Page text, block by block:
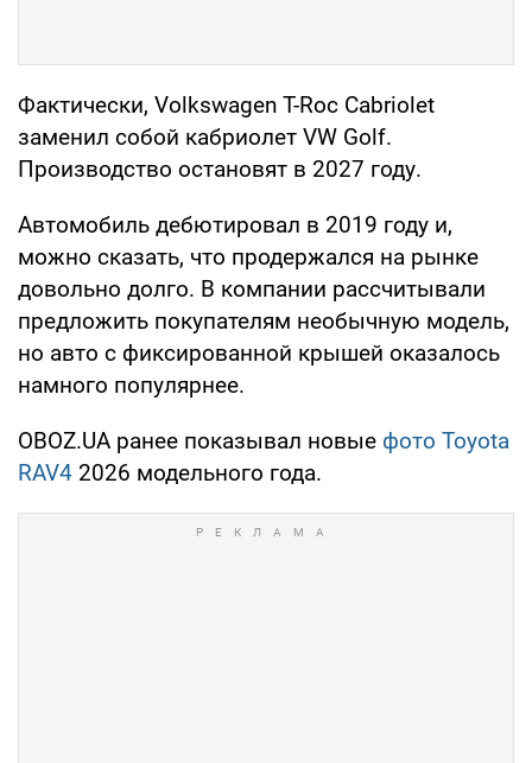
Фактически, Volkswagen T-Roc Cabriolet
заменил собой кабриолет VW Golf.
Производство остановят в 2027 году.
Автомобиль дебютировал в 2019 году и,
можно сказать, что продержался на рынке
довольно долго. В компании рассчитывали
предложить покупателям необычную модель,
но авто с фиксированной крышей оказалось
намного популярнее.
OBOZ.UA ранее показывал новые фото Toyota
RAV4 2026 модельного года.